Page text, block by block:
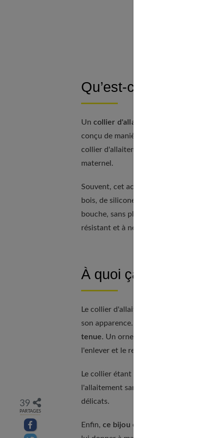
39
PARTAGES
Partager sur facebook
Qu’est-ce qu’un
Un collier d'allaitement
conçu de manière à être sûr pour les
collier d'allaitement offre une
maternel.
Souvent, cet accessoire est composé de
bois, de silicone ou de tissu. Une
bouche, sans plomb et sans phtalates.
résistant et à ne pas casser si le
À quoi ça sert ?
Le collier d'allaitement est d'abord un
son apparence. Comme un bijou
tenue. Un ornement que la femme
l'enlever et le remettre au moment de
Le collier étant
l'allaitement sans devoir craindre que
délicats.
Enfin, ce bijou est aussi un moyen